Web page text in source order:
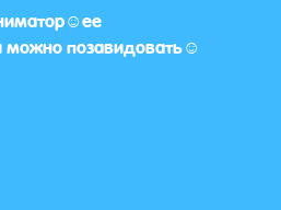
можно позавидовать☺️